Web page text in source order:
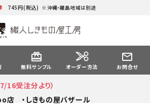
745円(税込) ※沖縄・離島地域は別途
card_giftcard
無料サンプル オーダー方法
mail_outline
お問合せ
16受注分より）
店 ・しきもの屋バザール